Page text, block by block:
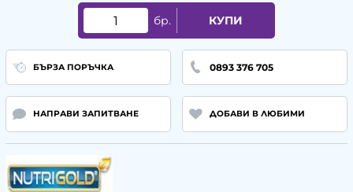
бр. КУПИ
БЪРЗА ПОРЪЧКА 0893 376 705
НАПРАВИ ЗАПИТВАНЕ ДОБАВИ В ЛЮБИМИ